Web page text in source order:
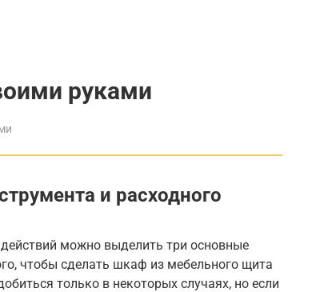
руками
и расходного
можно выделить три основные
чтобы сделать шкаф из мебельного щита
только в некоторых случаях, но если